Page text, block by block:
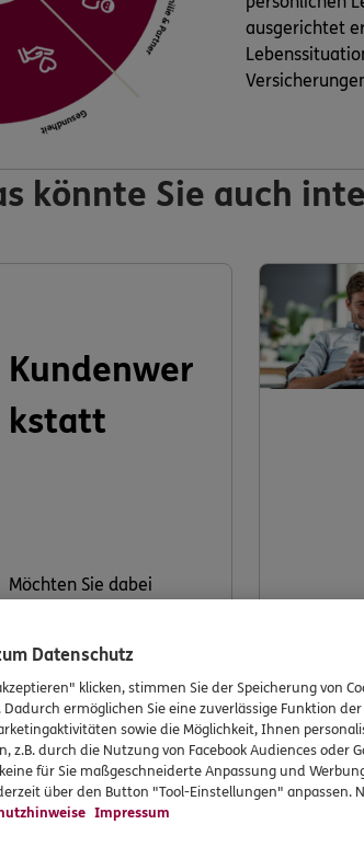
ausgerichtet
könnte Sie auch
Kundenwer
kstatt
Möchten Sie dabei
Sie mit bei unserer
Kundenwerkstatt.
Jetzt
informieren
Datenschutz
klicken, stimmen Sie der Speicherung von
ermöglichen Sie eine zuverlässige Funktion
sowie die Möglichkeit, Ihnen
z.B. durch die Nutzung von Facebook Audiences oder
für Sie maßgeschneiderte Anpassung und
über den Button "Tool-Einstellungen" anpassen.
Impressum